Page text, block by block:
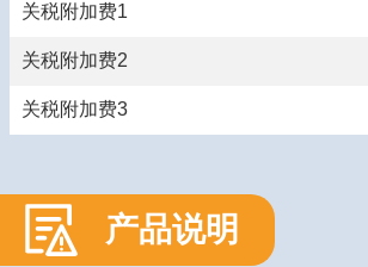
关税附加费1
关税附加费2
关税附加费3
产品说明